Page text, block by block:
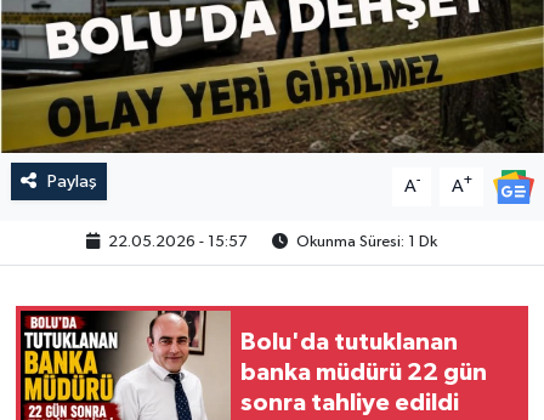
Paylaş A- A+
22.05.2026 - 15:57 Okunma Süresi: 1 Dk
Bolu'da tutuklanan
banka müdürü 22 gün
sonra tahliye edildi